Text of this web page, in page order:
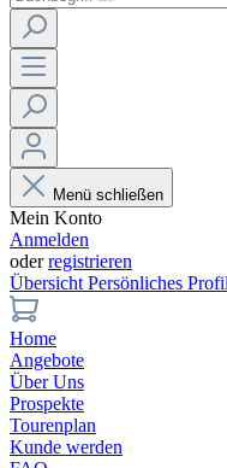
Menü schließen
Mein Konto
Anmelden
oderregistrieren
Übersicht Persönliches Profil
Home
Angebote
Über Uns
Prospekte
Tourenplan
Kunde werden